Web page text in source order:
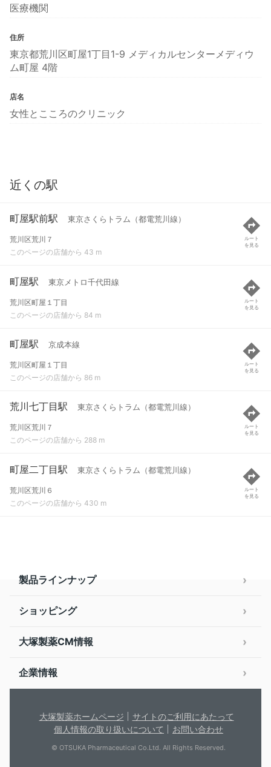
医療機関
住所
東京都荒川区町屋1丁目1-9 メディカルセンターメディウ
ム町屋 4階
店名
女性とこころのクリニック
近くの駅
町屋駅前駅 東京さくらトラム（都電荒川線）
荒川区荒川７
このページの店舗から 43 m
ルート
を見る
町屋駅 東京メトロ千代田線
荒川区町屋１丁目
このページの店舗から 84 m
ルート
を見る
町屋駅 京成本線
荒川区町屋１丁目
このページの店舗から 86 m
ルート
を見る
荒川七丁目駅 東京さくらトラム（都電荒川線）
荒川区荒川７
このページの店舗から 288 m
ルート
を見る
町屋二丁目駅 東京さくらトラム（都電荒川線）
荒川区荒川６
このページの店舗から 430 m
ルート
を見る
製品ラインナップ
ショッピング
大塚製薬CM情報
企業情報
大塚製薬ホームページ
サイトのご利用にあたって
個人情報の取り扱いについて
お問い合わせ
© OTSUKA Pharmaceutical Co.Ltd. All Rights Reserved.